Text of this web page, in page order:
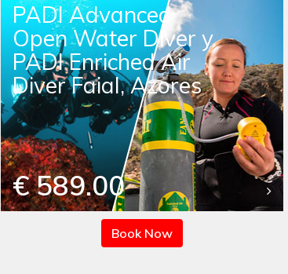
PADI Advanced
Open Water Diver y
PADI Enriched Air
Diver Faial, Azores
€ 589.00
Book Now